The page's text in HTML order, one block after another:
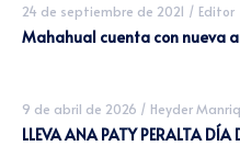
24 de septiembre de 2021 / Editor
Mahahual cuenta con nueva
9 de abril de 2026 / Heyder
LLEVA ANA PATY PERALTA